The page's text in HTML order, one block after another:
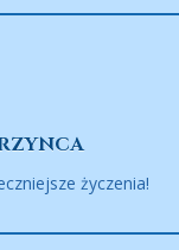
życzenia!